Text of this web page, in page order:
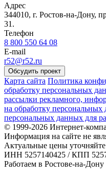
Адрес
344010, г. Ростов-на-Дону,
31.
Телефон
8 800 550 64 08
E-mail
r52@r52.ru
Обсудить проект
Карта сайта Политика
обработку персональных
рассылки рекламного,
на обработку
персональных данных для
© 1999-2026 Интернет-
Информация на сайте не
Актуальные цены
ИНН 5257140425 / КПП
Работаем в Ростове-на-